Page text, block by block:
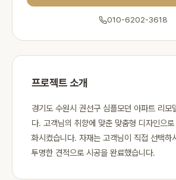
010-6202-3618
프로젝트 소개
경기도 수원시 권선구 심플모던 아파트 리모
다. 고객님의 취향에 맞춘 맞춤형 디자인으
화시켰습니다. 자재는 고객님이 직접 선택하
투명한 견적으로 시공을 완료했습니다.